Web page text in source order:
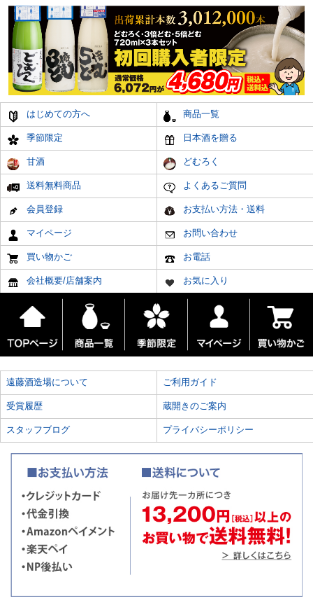
はじめての方へ 商品一覧
季節限定 日本酒を贈る
甘酒 どむろく
送料無料商品 よくあるご質問
会員登録 お支払い方法・送料
マイページ お問い合わせ
買い物かご お電話
会社概要/店舗案内 お気に入り
遠藤酒造場について ご利用ガイド
受賞履歴 蔵開きのご案内
スタッフブログ プライバシーポリシー